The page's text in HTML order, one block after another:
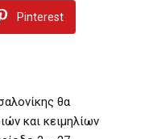
Pinterest
θα
και κειμηλίων